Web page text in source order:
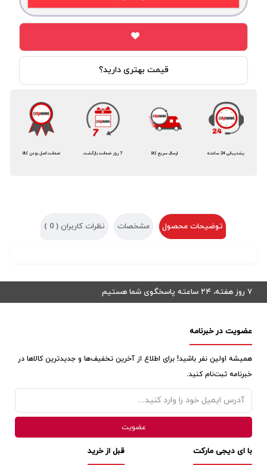
قیمت بهتری دارید؟
ضمانت اصل بودن کالا 7 روز ضمانت بازگشت ارسال سریع کالا پشتیبانی 24 ساعته
توضیحات محصول مشخصات نظرات کاربران ( 0
)
۷ روز هفته، ۲۴ ساعته پاسخگوی شما هستیم
عضویت در خبرنامه
همیشه اولین نفر باشید! برای اطلاع از آخرین تخفیف‌ها و جدیدترین کالاها در
خبرنامه ثبت‌نام کنید.
قبل از خرید با ای دیجی مارکت